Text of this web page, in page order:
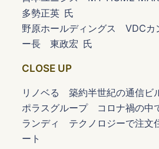
多勢正英 氏
野原ホールディングス VDC
ー長 東政宏 氏
CLOSE UP
リノベる 築約半世紀の通信ビ
ポラスグループ コロナ禍の中
ランディ テクノロジーで注文
ート